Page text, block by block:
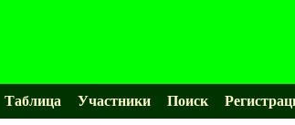
Таблица Участники Поиск